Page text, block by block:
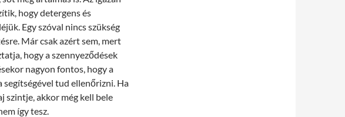
hogy detergens és
Egy szóval nincs szükség
Már csak azért sem, mert
hogy a szennyeződések
nagyon fontos, hogy a
tud ellenőrizni. Ha
szintje, akkor még kell bele
így tesz.